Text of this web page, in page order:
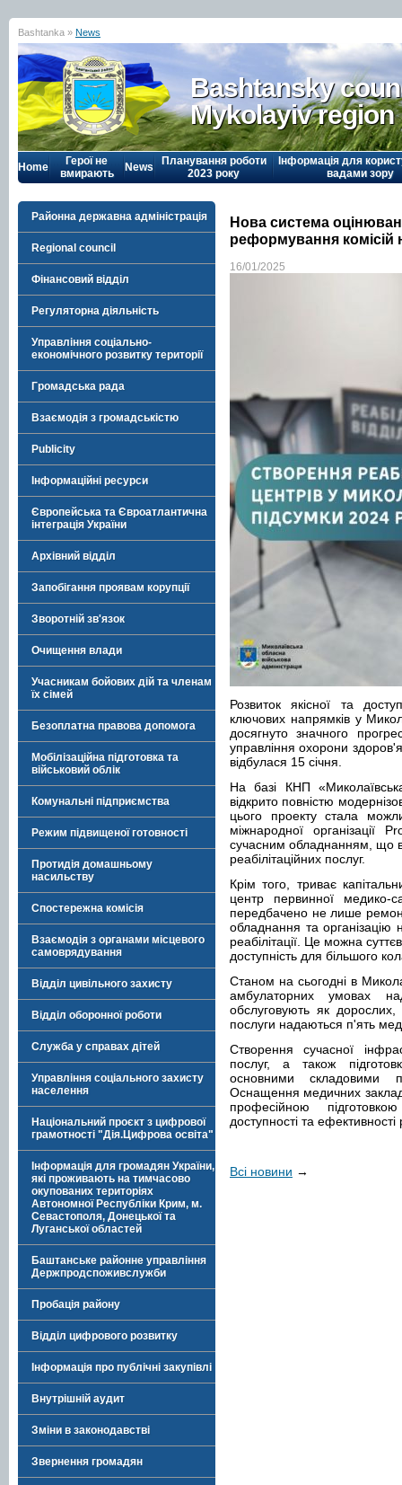
Bashtanka » News
Bashtansky
Mykolayiv region
Home
Герої не
вмирають
News
Планування роботи
2023 року
Інформація для
вадами зору
Районна державна адміністрація
Regional council
Фінансовий відділ
Регуляторна діяльність
Управління соціально-
економічного розвитку території
Громадська рада
Взаємодія з громадськістю
Publicity
Інформаційні ресурси
Європейська та Євроатлантична
інтеграція України
Архівний відділ
Запобігання проявам корупції
Зворотній зв'язок
Очищення влади
Учасникам бойових дій та членам
їх сімей
Безоплатна правова допомога
Мобілізаційна підготовка та
військовий облік
Комунальні підприємства
Режим підвищеної готовності
Протидія домашньому
насильству
Спостережна комісія
Взаємодія з органами місцевого
самоврядування
Відділ цивільного захисту
Відділ оборонної роботи
Служба у справах дітей
Управління соціального захисту
населення
Національний проєкт з цифрової
грамотності "Дія.Цифрова освіта"
Інформація для громадян України,
які проживають на тимчасово
окупованих територіях
Автономної Республіки Крим, м.
Севастополя, Донецької та
Луганської областей
Баштанське районне управління
Держпродспоживслужби
Пробація району
Відділ цифрового розвитку
Інформація про публічні закупівлі
Внутрішній аудит
Зміни в законодавстві
Звернення громадян
Нова система
реформування комісій
16/01/2025
Розвиток якісної та
ключових напрямків у
досягнуто значного
управління охорони
відбулася 15 січня.
На базі КНП
відкрито повністю
цього проекту стала
міжнародної організації
сучасним обладнанням, що
реабілітаційних послуг.
Крім того, триває
центр первинної медико-
передбачено не лише
обладнання та організацію
реабілітації. Це можна
доступність для більшого
Станом на сьогодні в
амбулаторних умовах
обслуговують як дорослих,
послуги надаються п'ять
Створення сучасної
послуг, а також
основними складовими
Оснащення медичних
професійною
доступності та ефективності
Всі новини →